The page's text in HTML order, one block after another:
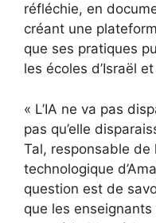
réfléchie, en
créant une
que ses pratiques
les écoles d’Israël et
« L’IA ne va pas
pas qu’elle
Tal, responsable de
technologique
question est de
que les